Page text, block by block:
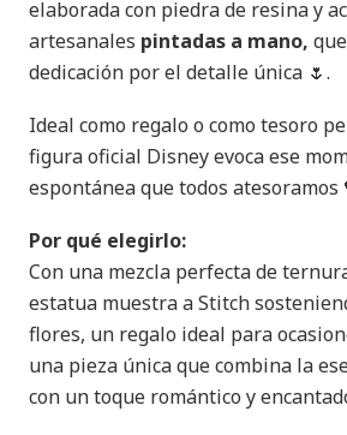
elaborada con piedra de resina y
artesanales pintadas a mano,
dedicación por el detalle única 🌷.
Ideal como regalo o como tesoro
figura oficial Disney evoca ese
espontánea que todos atesoramos
Por qué elegirlo:
Con una mezcla perfecta de
estatua muestra a Stitch
flores, un regalo ideal para
una pieza única que combina la
con un toque romántico y